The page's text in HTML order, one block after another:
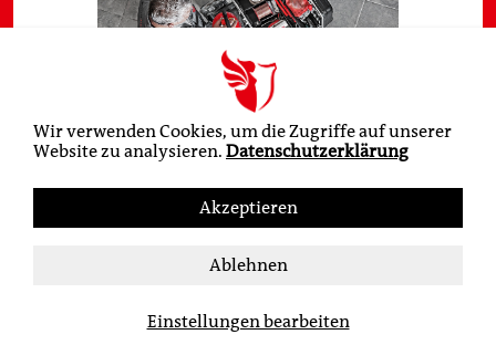
Wir verwenden Cookies, um die Zugriffe auf unserer
Website zu analysieren. Datenschutzerklärung
Ablehnen
Akzeptieren
Einstellungen bearbeiten